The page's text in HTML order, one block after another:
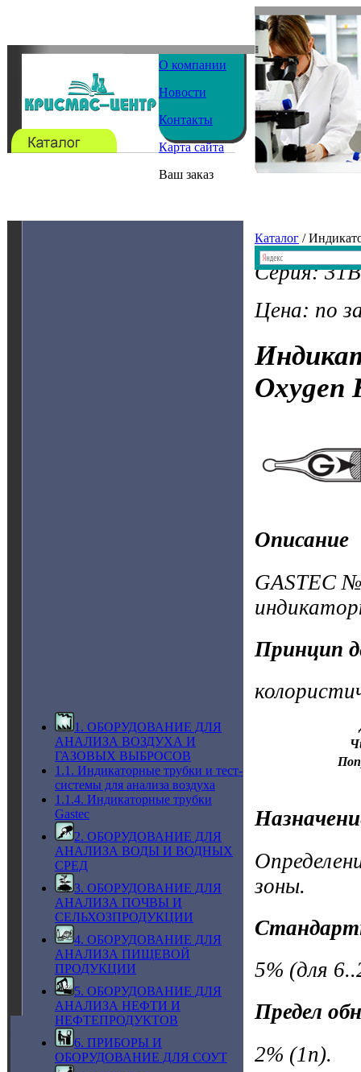
О компании
Новости
Контакты
Карта сайта
Ваш заказ
1. ОБОРУДОВАНИЕ ДЛЯ
АНАЛИЗА ВОЗДУХА И
ГАЗОВЫХ ВЫБРОСОВ
1.1. Индикаторные трубки и тест-
системы для анализа воздуха
1.1.4. Индикаторные трубки
Gastec
2. ОБОРУДОВАНИЕ ДЛЯ
АНАЛИЗА ВОДЫ И ВОДНЫХ
СРЕД
3. ОБОРУДОВАНИЕ ДЛЯ
АНАЛИЗА ПОЧВЫ И
СЕЛЬХОЗПРОДУКЦИИ
4. ОБОРУДОВАНИЕ ДЛЯ
АНАЛИЗА ПИЩЕВОЙ
ПРОДУКЦИИ
5. ОБОРУДОВАНИЕ ДЛЯ
АНАЛИЗА НЕФТИ И
НЕФТЕПРОДУКТОВ
6. ПРИБОРЫ И
ОБОРУДОВАНИЕ ДЛЯ СОУТ
Каталог /
Серия: 31B
Цена: по
Oxygen
Описание
GASTEC
Принцип
зоны.
5% (для
Предел
2% (1n).